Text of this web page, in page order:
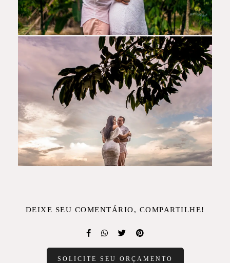
DEIXE SEU COMENTÁRIO, COMPARTILHE!
SOLICITE SEU ORÇAMENTO